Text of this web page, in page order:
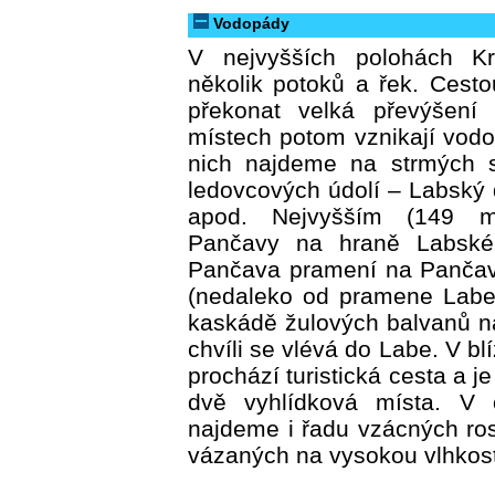
Vodopády
V nejvyšších polohách
několik potoků a řek.
překonat velká
místech potom vznikají
nich najdeme na strmých
ledovcových údolí – Labský
apod. Nejvyšším (149
Pančavy na hraně
Pančava pramení na
(nedaleko od pramene
kaskádě žulových balvanů
chvíli se vlévá do Labe. V
prochází turistická cesta a
dvě vyhlídková místa. V
najdeme i řadu vzácných
vázaných na vysokou